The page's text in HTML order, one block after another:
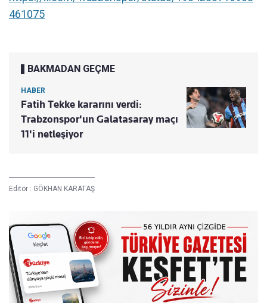
461075
BAKMADAN GEÇME
HABER
Fatih Tekke kararını verdi:
Trabzonspor'un Galatasaray maçı
11'i netleşiyor
Editör : GÖKHAN KARATAŞ